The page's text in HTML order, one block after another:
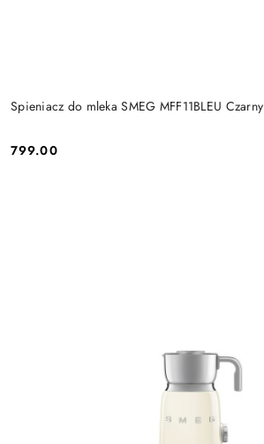
Spieniacz do mleka SMEG MFF11BLEU Czarny
Cena:
799.00